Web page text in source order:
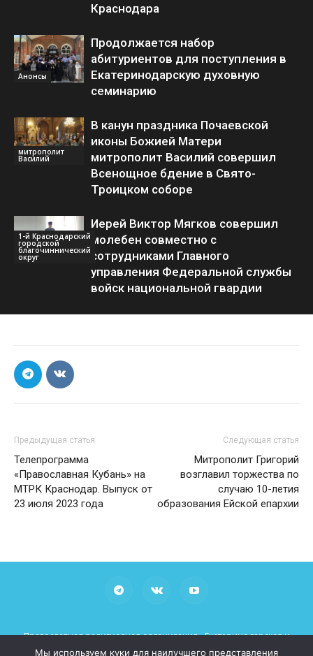
Краснодара
Анонсы
Продолжается набор
абитуриентов для поступления в
Екатеринодарскую духовную
семинарию
митрополит
Василий
В канун праздника Почаевской
иконы Божией Матери
митрополит Василий совершил
Всенощное бдение в Свято-
Троицком соборе
1-й Краснодарский
городской
благочиннический
округ
Иерей Виктор Мягков совершил
молебен совместно с
сотрудниками Главного
управления Федеральной службы
войск национальной гвардии
Предыдущая статья
Телепрограмма
«Православная Кубань» на
МТРК Краснодар. Выпуск от
23 июля 2023 года
Следующая статья
Митрополит Григорий
возглавил торжества по
случаю 10-летия
образования Ейской епархии
Православная религиозная организация «Екатеринодарская и
Кубанская Епархия Русской Православной Церкви (Московский
Мы используем куки для наилучшего представления